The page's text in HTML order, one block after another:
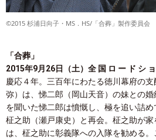
©2015 杉浦日向子・MS．HS/「合葬」製作委員会
「合葬」
2015年9月26日（土）全 国 ロ ー ド シ
慶応４年。三百年にわたる徳川幕府の
弥）は、悌二郎（岡山天音）の妹との
を聞いた悌二郎は憤慨し、極を追い詰
柾之助（瀬戸康史）と再会。柾之助が
は、柾之助に彰義隊への入隊を勧める